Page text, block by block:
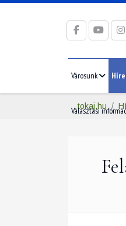
Városunk
Választási
tokaj.hu